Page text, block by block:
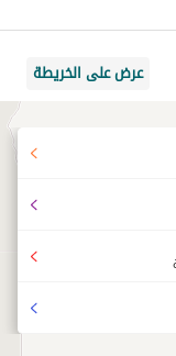
عرض على الخريطة